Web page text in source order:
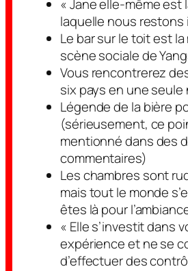
« Jane elle-même est
laquelle nous restons
Le bar sur le toit est
scène sociale de
Vous rencontrerez
six pays en une seule
Légende de la bière
(sérieusement, ce
mentionné dans des
commentaires)
Les chambres sont
mais tout le monde
êtes là pour
« Elle s’investit dans
expérience et ne se
d’effectuer des